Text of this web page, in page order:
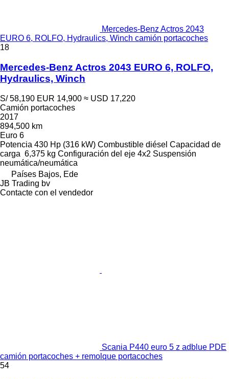
Mercedes-Benz Actros 2043
EURO 6, ROLFO, Hydraulics, Winch camión portacoches
18
Mercedes-Benz Actros 2043 EURO 6, ROLFO,
Hydraulics, Winch
S/ 58,190 EUR 14,900 ≈ USD 17,220
Camión portacoches
2017
894,500 km
Euro 6
Potencia 430 Hp (316 kW) Combustible diésel Capacidad de
carga 6,375 kg Configuración del eje 4x2 Suspensión
neumática/neumática
Países Bajos, Ede
JB Trading bv
Contacte con el vendedor
Scania P440 euro 5 z adblue PDE
camión portacoches + remolque portacoches
54